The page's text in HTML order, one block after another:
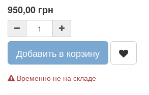
950,00 грн
Добавить в корзину
Временно не на складе